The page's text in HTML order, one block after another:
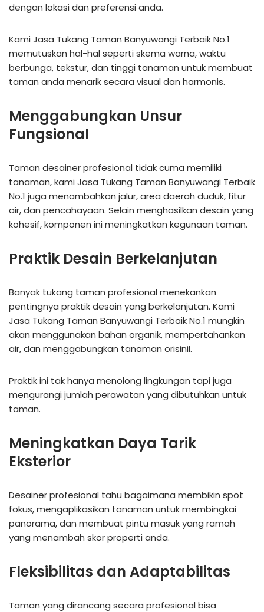
dengan lokasi dan preferensi anda.
Kami Jasa Tukang Taman Banyuwangi Terbaik No.1
memutuskan hal-hal seperti skema warna, waktu
berbunga, tekstur, dan tinggi tanaman untuk membuat
taman anda menarik secara visual dan harmonis.
Menggabungkan Unsur
Fungsional
Taman desainer profesional tidak cuma memiliki
tanaman, kami Jasa Tukang Taman Banyuwangi Terbaik
No.1 juga menambahkan jalur, area daerah duduk, fitur
air, dan pencahayaan. Selain menghasilkan desain yang
kohesif, komponen ini meningkatkan kegunaan taman.
Praktik Desain Berkelanjutan
Banyak tukang taman profesional menekankan
pentingnya praktik desain yang berkelanjutan. Kami
Jasa Tukang Taman Banyuwangi Terbaik No.1 mungkin
akan menggunakan bahan organik, mempertahankan
air, dan menggabungkan tanaman orisinil.
Praktik ini tak hanya menolong lingkungan tapi juga
mengurangi jumlah perawatan yang dibutuhkan untuk
taman.
Meningkatkan Daya Tarik
Eksterior
Desainer profesional tahu bagaimana membikin spot
fokus, mengaplikasikan tanaman untuk membingkai
panorama, dan membuat pintu masuk yang ramah
yang menambah skor properti anda.
Fleksibilitas dan Adaptabilitas
Taman yang dirancang secara profesional bisa